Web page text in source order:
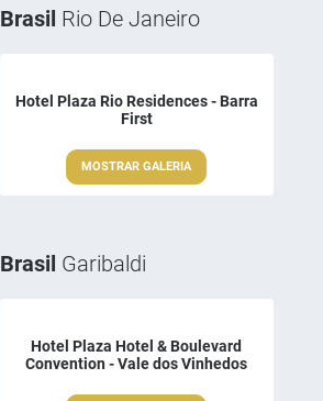
Brasil Rio De Janeiro
Hotel Plaza Rio Residences - Barra
First
MOSTRAR GALERIA
Brasil Garibaldi
Hotel Plaza Hotel & Boulevard
Convention - Vale dos Vinhedos